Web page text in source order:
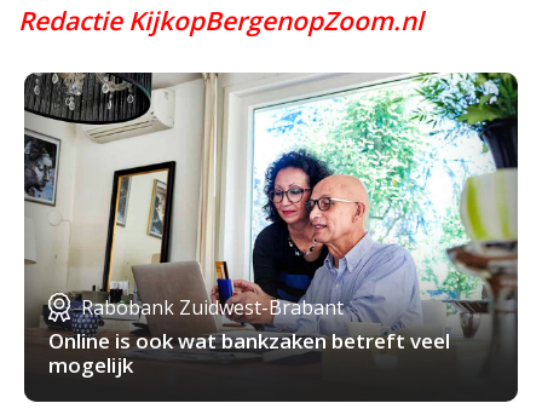
Redactie KijkopBergenopZoom.nl
Rabobank Zuidwest-Brabant
Online is ook wat bankzaken betreft veel
mogelijk